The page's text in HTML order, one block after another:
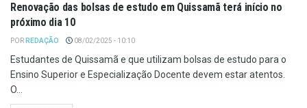
Renovação das bolsas de estudo em Quissamã terá início no
próximo dia 10
POR REDAÇÃO 08/02/2025 - 10:10
Estudantes de Quissamã e que utilizam bolsas de estudo para o
Ensino Superior e Especialização Docente devem estar atentos.
O...